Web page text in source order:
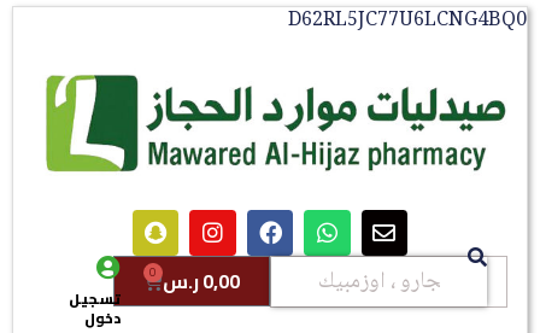
D62RL5JC77U6LCNG4BQ0
0,00ر.س 0
تسجيل
دخول